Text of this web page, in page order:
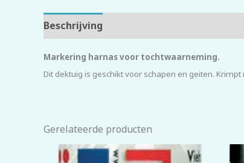
Beschrijving
Markering harnas voor tochtwaarneming.
Dit dektuig is geschikt voor schapen en geiten.
Gerelateerde producten